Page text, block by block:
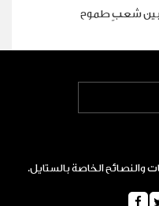
شعبٍ طموح
والنصائح الخاصة بالستايل.